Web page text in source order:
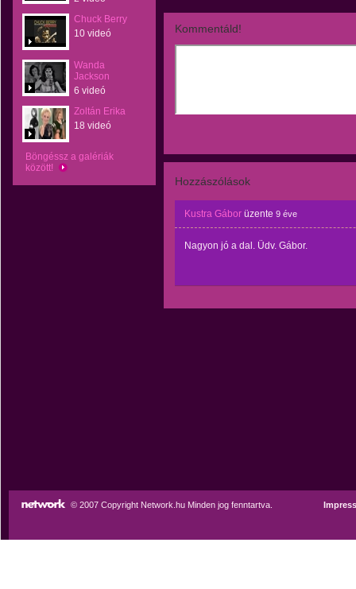
Chuck Berry
10 videó
Wanda
Jackson
6 videó
Zoltán Erika
18 videó
Böngéssz a galériák
között!
Kommentáld!
Hozzászólások
Kustra Gábor üzente 9 éve
Nagyon jó a dal. Üdv. Gábor.
© 2007 Copyright Network.hu Minden jog fenntartva.